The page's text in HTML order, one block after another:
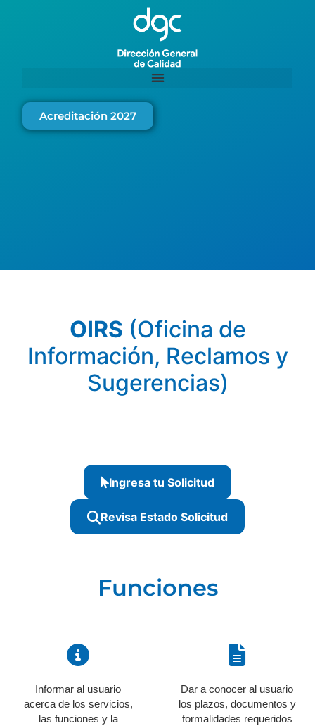
Acreditación 2027
OIRS (Oficina de
Información, Reclamos y
Sugerencias)
Ingresa tu Solicitud
Revisa Estado Solicitud
Funciones
Informar al usuario
acerca de los servicios,
las funciones y la
Dar a conocer al usuario
los plazos, documentos y
formalidades requeridos